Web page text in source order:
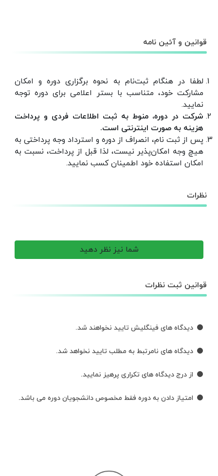
قوانین و آئین نامه
لطفا در هنگام ثبت‌نام به نحوه برگزاری دوره و امکان
مشارکت خود، متناسب با بستر اعلامی برای دوره توجه
نمایید.
شرکت در دوره، منوط به ثبت اطلاعات فردی و پرداخت
هزینه‌ به صورت اینترنتی است.
پس از ثبت نام، انصراف از دوره و استرداد وجه پرداختی به
هیچ وجه امکان‌پذیر نیست، لذا قبل از پرداخت، نسبت به
امکان استفاده خود اطمینان کسب نمایید.
نظرات
شما نیز نظر دهید
قوانین ثبت نظرات
دیدگاه های فینگلیش تایید نخواهند شد.
دیدگاه های نامرتبط به مطلب تایید نخواهد شد.
از درج دیدگاه های تکراری پرهیز نمایید.
امتیاز دادن به دوره فقط مخصوص دانشجویان دوره می باشد.